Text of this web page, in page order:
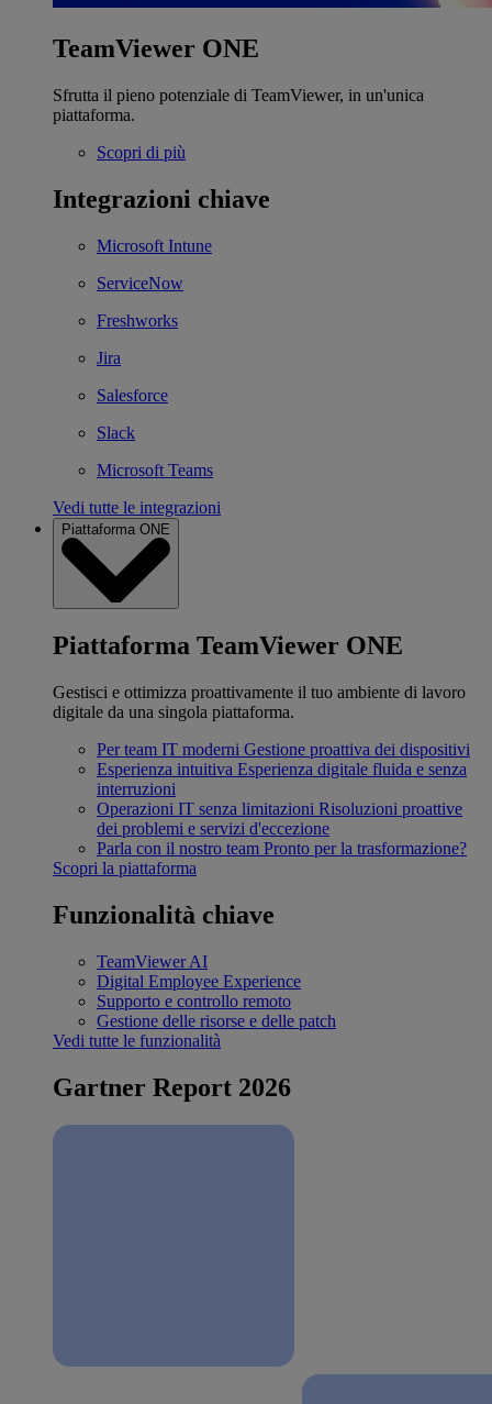
TeamViewer ONE
Sfrutta il pieno potenziale di TeamViewer, in un'unica
piattaforma.
Scopri di più
Integrazioni chiave
Microsoft Intune
ServiceNow
Freshworks
Jira
Salesforce
Slack
Microsoft Teams
Vedi tutte le integrazioni
Piattaforma ONE
Piattaforma TeamViewer ONE
Gestisci e ottimizza proattivamente il tuo ambiente di lavoro
digitale da una singola piattaforma.
Per team IT moderni Gestione proattiva dei dispositivi
Esperienza intuitiva Esperienza digitale fluida e senza
interruzioni
Operazioni IT senza limitazioni Risoluzioni proattive
dei problemi e servizi d'eccezione
Parla con il nostro team Pronto per la trasformazione?
Scopri la piattaforma
Funzionalità chiave
TeamViewer AI
Digital Employee Experience
Supporto e controllo remoto
Gestione delle risorse e delle patch
Vedi tutte le funzionalità
Gartner Report 2026